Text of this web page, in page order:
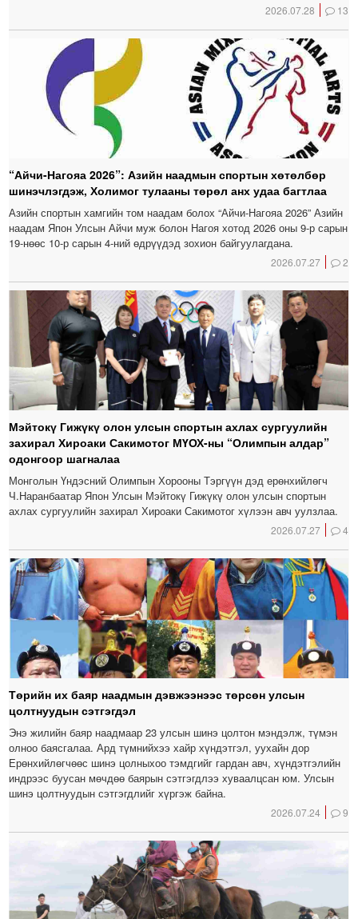
2026.07.28 13
“Айчи-Нагояа 2026”: Азийн наадмын спортын хөтөлбөр
шинэчлэгдэж, Холимог тулааны төрөл анх удаа багтлаа
Азийн спортын хамгийн том наадам болох “Айчи-Нагояа 2026” Азийн
наадам Япон Улсын Айчи муж болон Нагоя хотод 2026 оны 9-р сарын
19-нөөс 10-р сарын 4-ний өдрүүдэд зохион байгуулагдана.
2026.07.27 2
Мэйтокү Гижүкү олон улсын спортын ахлах сургуулийн
захирал Хироаки Сакимотог МҮОХ-ны “Олимпын алдар”
одонгоор шагналаа
Монголын Үндэсний Олимпын Хорооны Тэргүүн дэд ерөнхийлөгч
Ч.Наранбаатар Япон Улсын Мэйтокү Гижүкү олон улсын спортын
ахлах сургуулийн захирал Хироаки Сакимотог хүлээн авч уулзлаа.
2026.07.27 4
Төрийн их баяр наадмын дэвжээнээс төрсөн улсын
цолтнуудын сэтгэгдэл
Энэ жилийн баяр наадмаар 23 улсын шинэ цолтон мэндэлж, түмэн
олноо баясгалаа. Ард түмнийхээ хайр хүндэтгэл, уухайн дор
Ерөнхийлөгчөөс шинэ цолныхоо тэмдгийг гардан авч, хүндэтгэлийн
индрээс буусан мөчдөө баярын сэтгэгдлээ хуваалцсан юм. Улсын
шинэ цолтнуудын сэтгэгдлийг хүргэж байна.
2026.07.24 9